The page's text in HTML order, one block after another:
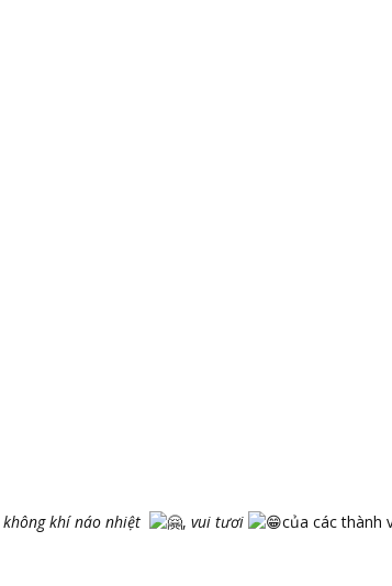
không khí náo nhiệt , vui tươi của các thành